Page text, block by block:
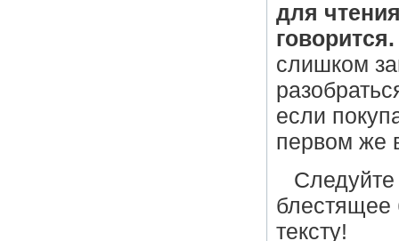
для
говорится.
слишком
если
первом же
Следуйте
тексту!